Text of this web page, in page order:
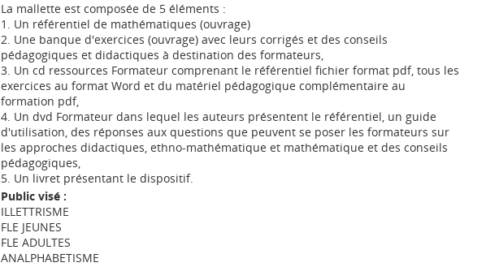
La mallette est composée de 5 éléments :
1. Un référentiel de mathématiques (ouvrage)
2. Une banque d'exercices (ouvrage) avec leurs corrigés et des conseils
pédagogiques et didactiques à destination des formateurs,
3. Un cd ressources Formateur comprenant le référentiel fichier format pdf, tous les
exercices au format Word et du matériel pédagogique complémentaire au
formation pdf,
4. Un dvd Formateur dans lequel les auteurs présentent le référentiel, un guide
d'utilisation, des réponses aux questions que peuvent se poser les formateurs sur
les approches didactiques, ethno-mathématique et mathématique et des conseils
pédagogiques,
5. Un livret présentant le dispositif.
Public visé :
ILLETTRISME
FLE JEUNES
FLE ADULTES
ANALPHABETISME